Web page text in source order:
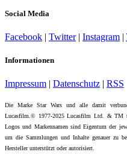
Social Media
Facebook | Twitter| Instagram |
Informationen
Impressum | Datenschutz | RSS
Die Marke Star Wars und alle damit
Lucasfilm.© 1977-2025 Lucasfilm Ltd. & TM
Logos und Markennamen sind Eigentum der
um die Sammlungen und Inhalte genauer zu
Hersteller unterstützt oder autorisiert.